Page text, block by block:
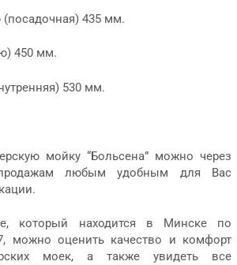
435 мм.
450 мм.
530 мм.
мойку “Больсена” можно через
любым удобным для Вас
который находится в Минске по
можно оценить качество и комфорт
моек, а также увидеть все